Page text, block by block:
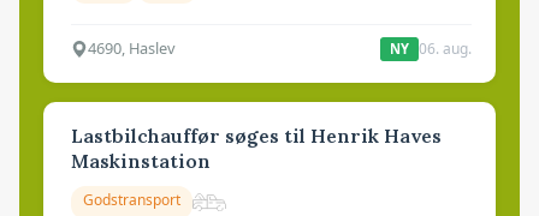
4690, Haslev NY 06. aug.
Lastbilchauffør søges til Henrik Haves
Maskinstation
Godstransport